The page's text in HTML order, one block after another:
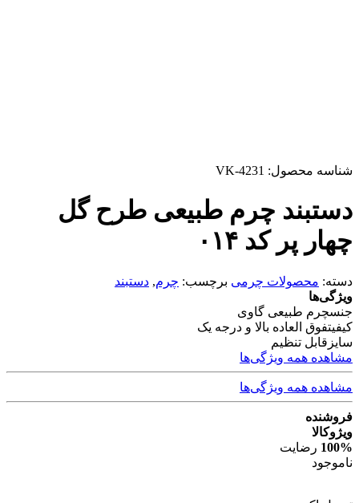
شناسه محصول: VK-4231
دستبند چرم طبیعی طرح گل
چهار پر کد ۰۱۴
دسته: محصولات چرمی برچسب: چرم, دستبند
ویژگی‌ها
جنسچرم طبیعی گاوی
کیفیتفوق العاده بالا و درجه یک
سایز قابل تنظیم
مشاهده همه ویژگی‌ها
مشاهده همه ویژگی‌ها
فروشنده
ویژوکالا
100% رضایت
ناموجود